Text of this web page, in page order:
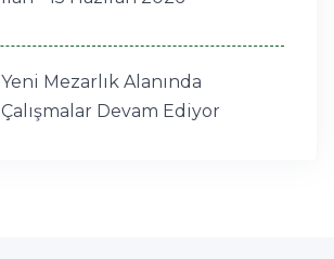
Yeni Mezarlık Alanında
Çalışmalar Devam Ediyor